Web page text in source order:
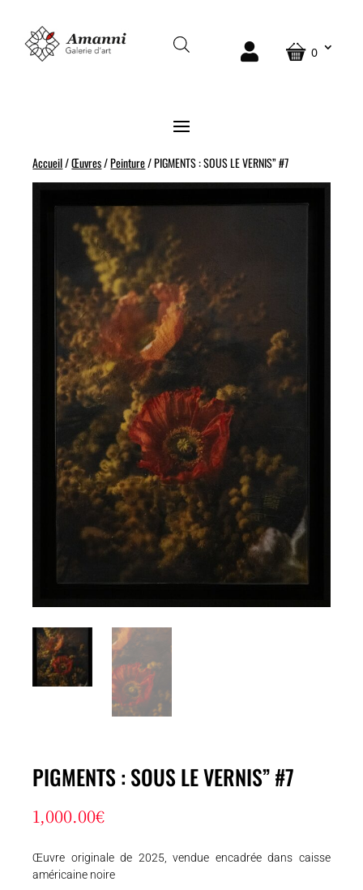
0
Accueil/Œuvres/Peinture/ PIGMENTS : SOUS LE VERNIS” #7
PIGMENTS : SOUS LE VERNIS” #7
1,000.00€
Œuvre originale de 2025, vendue encadrée dans caisse
américaine noire